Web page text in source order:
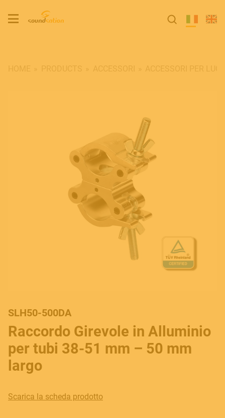
MUSICAL INSTRUMENTS
PRO AUDIO & LIGHT
SLH50-500DA
Raccordo Girevole in Alluminio
per tubi 38-51 mm – 50 mm
largo
Scarica la scheda prodotto